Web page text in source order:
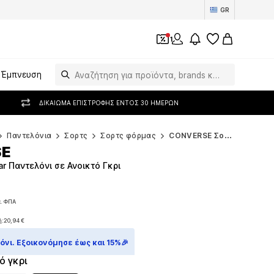
GR
1
Έμπνευση
ΔΙΚΑΊΩΜΑ ΕΠΙΣΤΡΟΦΉΣ ΕΝΤΌΣ 30 ΗΜΕΡΏΝ
Παντελόνια Σορτς Σορτς φόρμας CONVERSE Σορτς φόρμας
ΦΠΑ
20,94 €
20,94 €
Παντελόνι σε Ανοικτό Γκρι
Εξοικονόμησε έως και 15%🎉
γκρι